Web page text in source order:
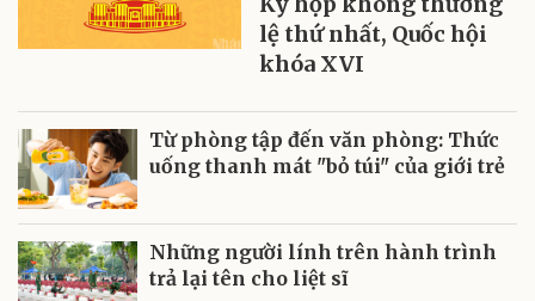
lệ thứ nhất, Quốc hội
khóa XVI
Từ phòng tập đến văn phòng: Thức
uống thanh mát "bỏ túi" của giới trẻ
Những người lính trên hành trình
trả lại tên cho liệt sĩ